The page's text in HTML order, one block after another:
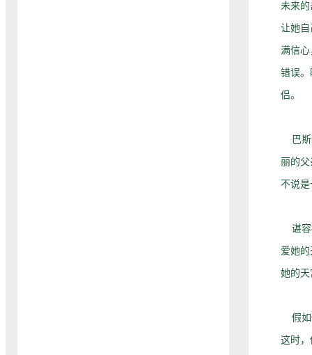
未来
让她
满信心
错误。
侣。
巴斯
丽的
不说
谌容
爱她
她的
假如
这时